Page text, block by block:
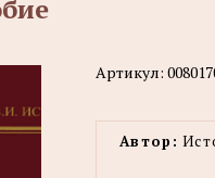
Артикул:
Автор: